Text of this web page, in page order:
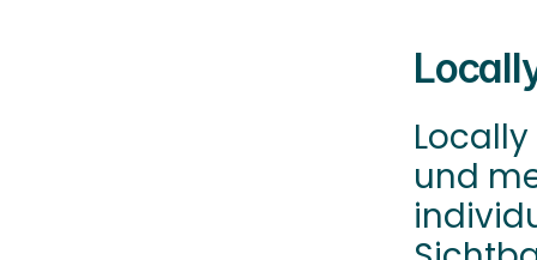
und